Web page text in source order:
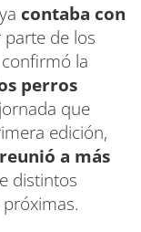
contaba con
parte de los
la
perros
que
edición,
a más
distintos